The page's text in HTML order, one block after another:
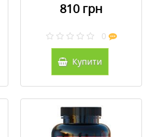
810 грн
0
Купити